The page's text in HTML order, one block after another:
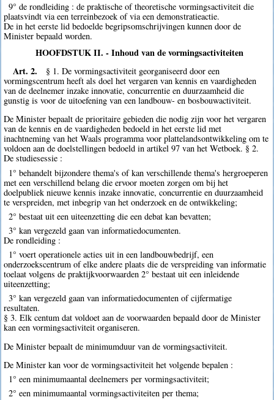
9° de rondleiding : de praktische of theoretische vormingsactiviteit die
plaatsvindt via een terreinbezoek of via een demonstratieactie.
De in het eerste lid bedoelde begripsomschrijvingen kunnen door de
Minister bepaald worden.
HOOFDSTUK II. - Inhoud van de vormingsactiviteiten
Art. 2.
§ 1. De vormingsactiviteit georganiseerd door een
vormingscentrum heeft als doel het vergaren van kennis en vaardigheden
van de deelnemer inzake innovatie, concurrentie en duurzaamheid die
gunstig is voor de uitoefening van een landbouw- en bosbouwactiviteit.
De Minister bepaalt de prioritaire gebieden die nodig zijn voor het vergaren
van de kennis en de vaardigheden bedoeld in het eerste lid met
inachtneming van het Waals programma voor plattelandsontwikkeling om te
voldoen aan de doelstellingen bedoeld in artikel 97 van het Wetboek. § 2.
De studiesessie :
1° behandelt bijzondere thema's of kan verschillende thema's hergroeperen
met een verschillend belang die ervoor moeten zorgen om bij het
doelpubliek nieuwe kennis inzake innovatie, concurrentie en duurzaamheid
te verspreiden, met inbegrip van het onderzoek en de ontwikkeling;
2° bestaat uit een uiteenzetting die een debat kan bevatten;
3° kan vergezeld gaan van informatiedocumenten.
De rondleiding :
1° voert operationele acties uit in een landbouwbedrijf, een
onderzoekscentrum of elke andere plaats die de verspreiding van informatie
toelaat volgens de praktijkvoorwaarden 2° bestaat uit een inleidende
uiteenzetting;
3° kan vergezeld gaan van informatiedocumenten of cijfermatige
resultaten.
§ 3. Elk centum dat voldoet aan de voorwaarden bepaald door de Minister
kan een vormingsactiviteit organiseren.
De Minister bepaalt de minimumduur van de vormingsactiviteit.
De Minister kan voor de vormingsactiviteit het volgende bepalen :
1° een minimumaantal deelnemers per vormingsactiviteit;
2° een minimumaantal vormingsactiviteiten per thema;